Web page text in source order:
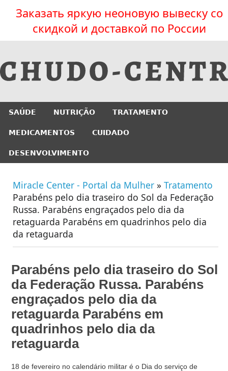
Заказать яркую неоновую вывеску со
скидкой и доставкой по России
SAÚDE NUTRIÇÃO TRATAMENTO
MEDICAMENTOS CUIDADO
DESENVOLVIMENTO
Miracle Center - Portal da Mulher » Tratamento
Parabéns pelo dia traseiro do Sol da Federação
Russa. Parabéns engraçados pelo dia da
retaguarda Parabéns em quadrinhos pelo dia
da retaguarda
Parabéns pelo dia traseiro do Sol
da Federação Russa. Parabéns
engraçados pelo dia da
retaguarda Parabéns em
quadrinhos pelo dia da
retaguarda
18 de fevereiro no calendário militar é o Dia do serviço de